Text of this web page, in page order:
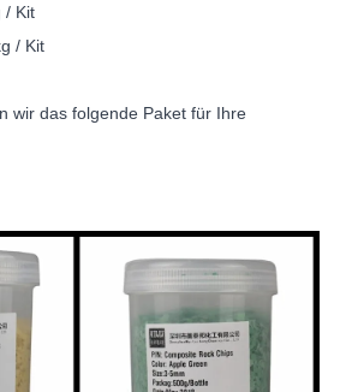
/ Kit
/ Kit
wir das folgende Paket für Ihre